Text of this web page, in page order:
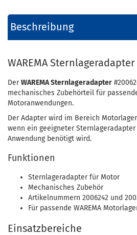
Beschreibung
WAREMA
DerWAREMA Sternlageradapter
mechanisches Zubehörteil für passende
Motoranwendungen.
Der Adapter wird im Bereich
wenn ein geeigneter Sternlageradapter
Anwendung benötigt wird.
Funktionen
Sternlageradapter für Motor
Mechanisches Zubehör
Artikelnummern 2006242 und
Für passende WAREMA
Einsatzbereiche